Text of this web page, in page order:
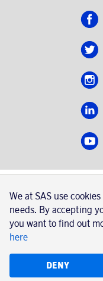
SAS AB,
Usage of
We at SAS use
needs. By accepting
you want to find out
here
DENY